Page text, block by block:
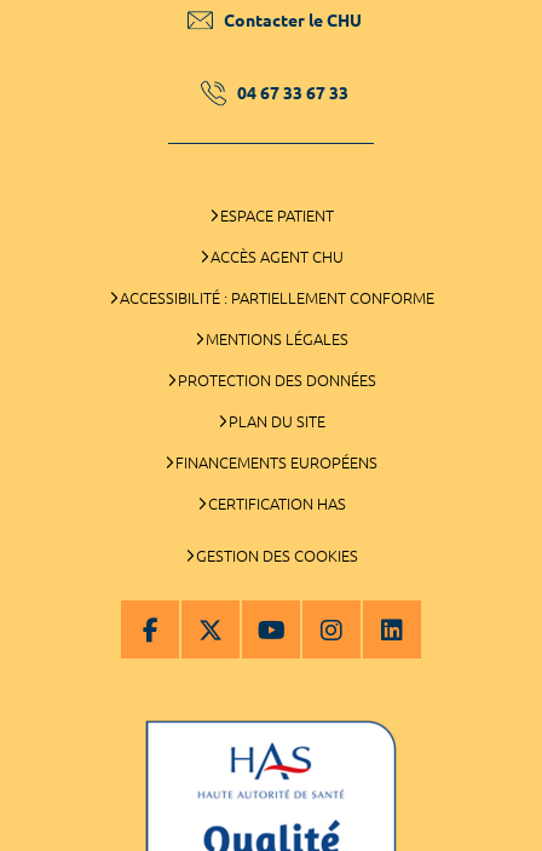
Contacter le CHU
04 67 33 67 33
ESPACE PATIENT
ACCÈS AGENT CHU
ACCESSIBILITÉ : PARTIELLEMENT CONFORME
MENTIONS LÉGALES
PROTECTION DES DONNÉES
PLAN DU SITE
FINANCEMENTS EUROPÉENS
CERTIFICATION HAS
GESTION DES COOKIES